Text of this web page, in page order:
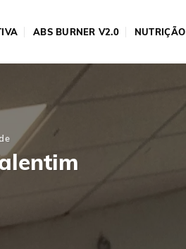
ABS BURNER V2.0 NUTRIÇÃO